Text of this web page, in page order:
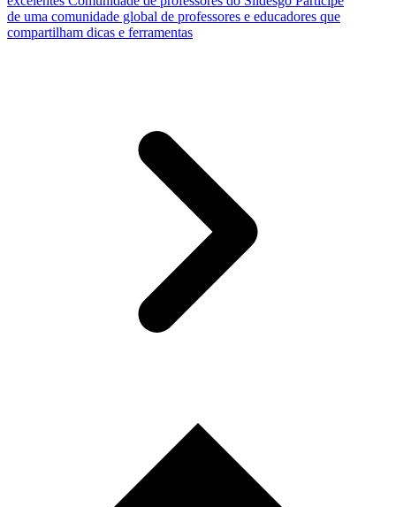
de uma comunidade global de professores e educadores que
compartilham dicas e ferramentas